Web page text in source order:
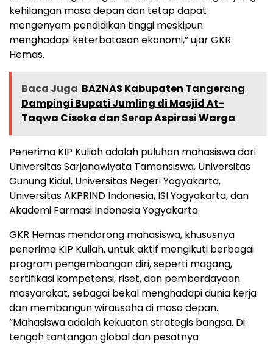
kehilangan masa depan dan tetap dapat
mengenyam pendidikan tinggi meskipun
menghadapi keterbatasan ekonomi,” ujar GKR
Hemas.
Baca Juga BAZNAS Kabupaten Tangerang
Dampingi Bupati Jumling di Masjid At-
Taqwa Cisoka dan Serap Aspirasi Warga
Penerima KIP Kuliah adalah puluhan mahasiswa dari
Universitas Sarjanawiyata Tamansiswa, Universitas
Gunung Kidul, Universitas Negeri Yogyakarta,
Universitas AKPRIND Indonesia, ISI Yogyakarta, dan
Akademi Farmasi Indonesia Yogyakarta.
GKR Hemas mendorong mahasiswa, khususnya
penerima KIP Kuliah, untuk aktif mengikuti berbagai
program pengembangan diri, seperti magang,
sertifikasi kompetensi, riset, dan pemberdayaan
masyarakat, sebagai bekal menghadapi dunia kerja
dan membangun wirausaha di masa depan.
“Mahasiswa adalah kekuatan strategis bangsa. Di
tengah tantangan global dan pesatnya